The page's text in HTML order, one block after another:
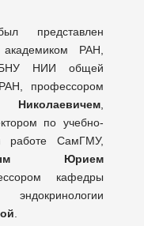
представлен
РАН,
НИИ общей
профессором
,
по учебно-
работе СамГМУ,
Юрием
кафедры